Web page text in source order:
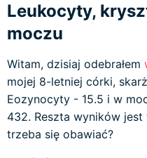
Leukocyty,
moczu
Witam, dzisiaj odebrałem
mojej 8-letniej córki,
Eozynocyty - 15.5 i w
432. Reszta wyników
trzeba się obawiać?